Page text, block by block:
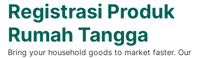
Registrasi Produk
Rumah Tangga
Bring your household goods to market faster. Our